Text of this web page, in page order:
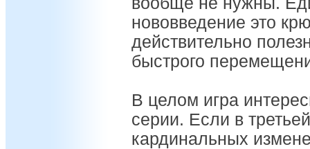
нововведение это
действительно
быстрого
В целом игра
серии. Если в
кардинальных